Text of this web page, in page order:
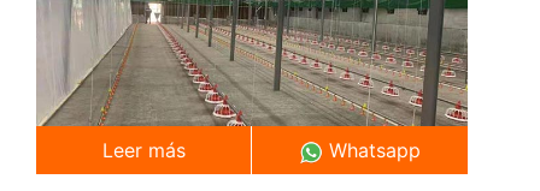
Leer más Whatsapp